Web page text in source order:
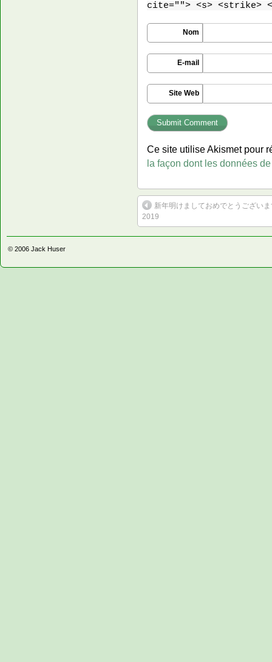
cite=""> <s> <strike>
Nom
E-mail
Site Web
Ce site utilise Akismet pour
la façon dont les données
新年明けましておめでとうござい
2019
© 2006 Jack Huser